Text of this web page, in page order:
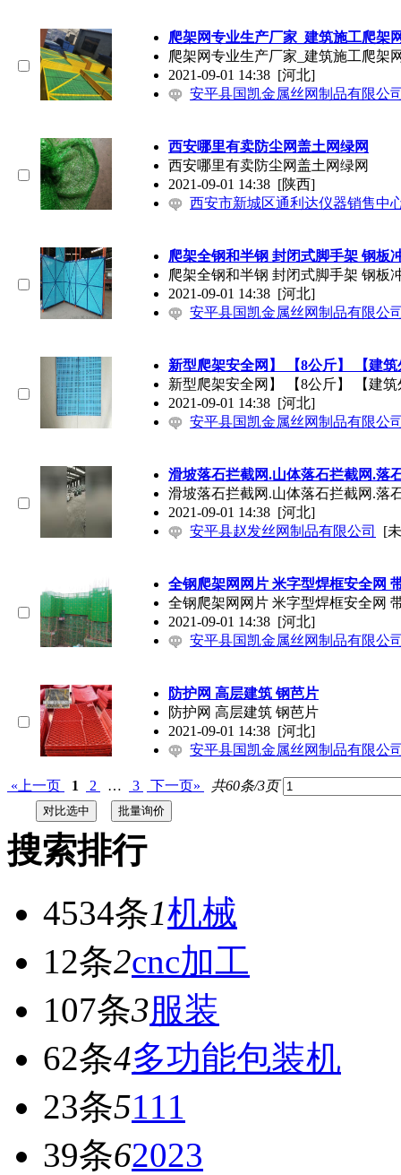
爬架网专业生产厂家_建筑施工爬架
爬架网专业生产厂家_建筑施工爬架
2021-09-01 14:38 [河北]
安平县国凯金属丝网制品有限公
西安哪里有卖防尘网盖土网绿网
西安哪里有卖防尘网盖土网绿网
2021-09-01 14:38 [陕西]
西安市新城区通利达仪器销售中
爬架全钢和半钢 封闭式脚手架 钢板
爬架全钢和半钢 封闭式脚手架 钢板
2021-09-01 14:38 [河北]
安平县国凯金属丝网制品有限公
新型爬架安全网】 【8公斤】 【建
新型爬架安全网】 【8公斤】 【建
2021-09-01 14:38 [河北]
安平县国凯金属丝网制品有限公
滑坡落石拦截网.山体落石拦截网.落
滑坡落石拦截网.山体落石拦截网.落
2021-09-01 14:38 [河北]
安平县赵发丝网制品有限公司
[
全钢爬架网网片 米字型焊框安全网
全钢爬架网网片 米字型焊框安全网
2021-09-01 14:38 [河北]
安平县国凯金属丝网制品有限公
防护网 高层建筑 钢芭片
防护网 高层建筑 钢芭片
2021-09-01 14:38 [河北]
安平县国凯金属丝网制品有限公
«上一页 1 2 … 3 下一页» 共60条/3页
搜索排行
4534条1机械
12条2cnc加工
107条3服装
62条4多功能包装机
23条5111
39条62023